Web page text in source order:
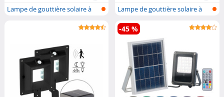
Lampe de gouttière solaire à
Lampe de gouttière solaire à
LED av...
-45 %